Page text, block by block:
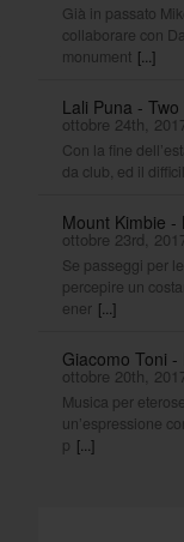
Già in passato
collaborare con
monument [...]
Lali Puna -
ottobre 24th,
Con la fine
da club, ed il
Mount Kimbie -
ottobre 23rd,
Se passeggi per
percepire un
ener [...]
Giacomo Toni -
ottobre 20th,
Musica per
un’espressione
p [...]